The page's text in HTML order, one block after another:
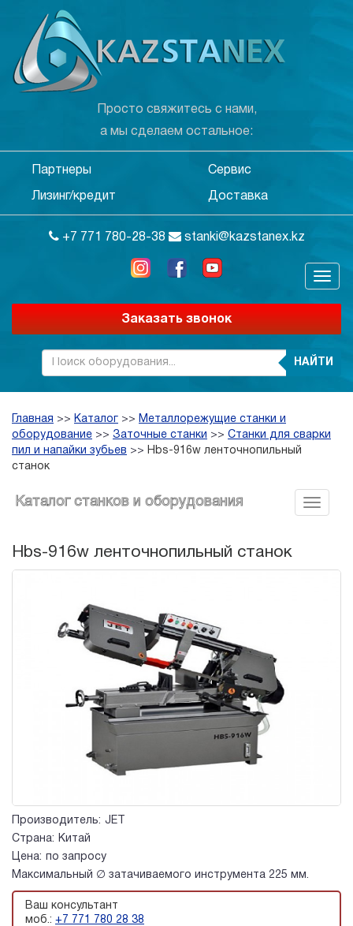
Просто свяжитесь с нами,
а мы сделаем остальное:
Партнеры Сервис
Лизинг/кредит Доставка
+7 771 780-28-38 stanki@kazstanex.kz
Заказать звонок
НАЙТИ
Главная >> Каталог >> Металлорежущие станки и
оборудование >> Заточные станки >> Станки для сварки
пил и напайки зубьев >> Hbs-916w ленточнопильный
станок
Каталог станков и оборудования
Hbs-916w ленточнопильный станок
Производитель: JET
Страна:
Китай
Цена:
по запросу
Максимальный ∅ затачиваемого инструмента 225 мм.
Ваш консультант
моб.: +7 771 780 28 38